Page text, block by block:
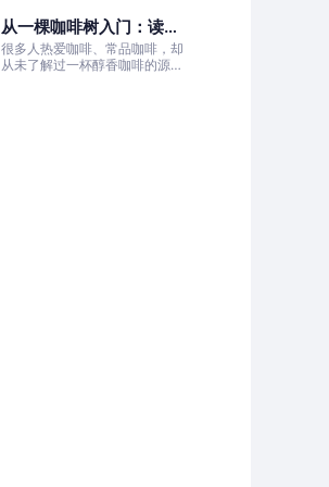
酸、白葡萄清甜的优质咖啡豆。
从一棵咖啡树入门：读懂
咖啡的生长、照料与采收
全过程
很多人热爱咖啡、常品咖啡，却
从未了解过一杯醇香咖啡的源头